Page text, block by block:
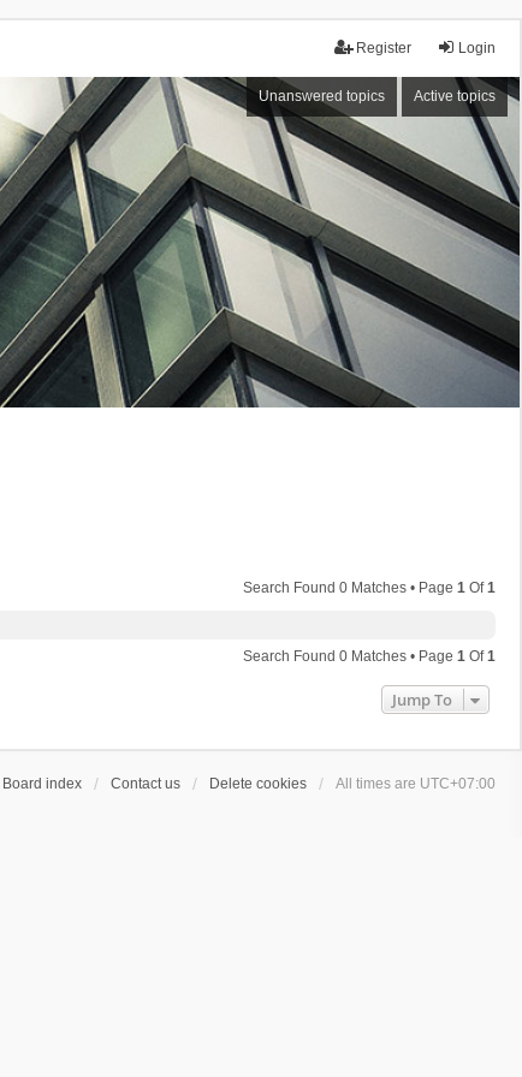
Login
Register
Unanswered topics Active topics
Search Found 0 Matches • Page 1 Of1
Search Found 0 Matches • Page 1 Of1
Jump To
Board index Contact us Delete cookies All times are UTC+07:00